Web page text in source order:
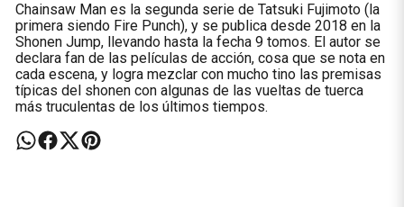
Chainsaw Man es la segunda serie de Tatsuki Fujimoto (la
primera siendo Fire Punch), y se publica desde 2018 en la
Shonen Jump, llevando hasta la fecha 9 tomos. El autor se
declara fan de las películas de acción, cosa que se nota en
cada escena, y logra mezclar con mucho tino las premisas
típicas del shonen con algunas de las vueltas de tuerca
más truculentas de los últimos tiempos.